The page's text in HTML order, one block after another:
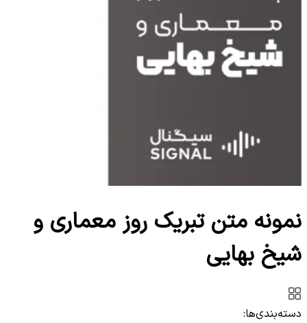
نمونه متن تبریک روز معماری و
شیخ بهایی
دسته‌بندی‌ها: